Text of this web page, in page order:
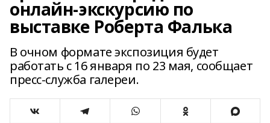
онлайн-экскурсию по
выставке Роберта Фалька
В очном формате экспозиция будет
работать с 16 января по 23 мая, сообщает
пресс-служба галереи.